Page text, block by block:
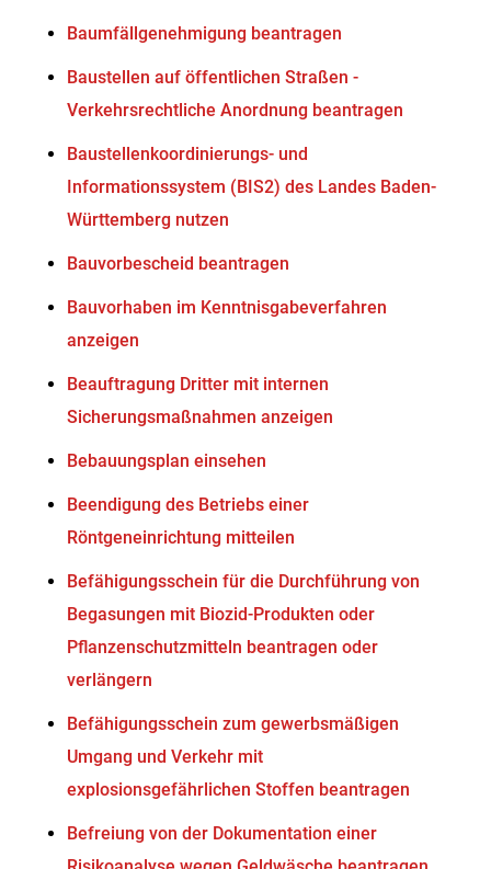
Baumfällgenehmigung beantragen
Baustellen auf öffentlichen Straßen -
Verkehrsrechtliche Anordnung beantragen
Baustellenkoordinierungs- und
Informationssystem (BIS2) des Landes Baden-
Württemberg nutzen
Bauvorbescheid beantragen
Bauvorhaben im Kenntnisgabeverfahren
anzeigen
Beauftragung Dritter mit internen
Sicherungsmaßnahmen anzeigen
Bebauungsplan einsehen
Beendigung des Betriebs einer
Röntgeneinrichtung mitteilen
Befähigungsschein für die Durchführung von
Begasungen mit Biozid-Produkten oder
Pflanzenschutzmitteln beantragen oder
verlängern
Befähigungsschein zum gewerbsmäßigen
Umgang und Verkehr mit
explosionsgefährlichen Stoffen beantragen
Befreiung von der Dokumentation einer